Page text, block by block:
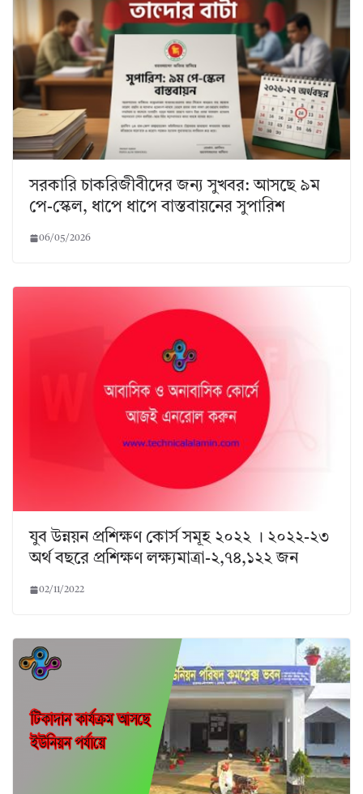
সরকারি চাকরিজীবীদের জন্য সুখবর: আসছে ৯ম
পে-স্কেল, ধাপে ধাপে বাস্তবায়নের সুপারিশ
06/05/2026
যুব উন্নয়ন প্রশিক্ষণ কোর্স সমূহ ২০২২ । ২০২২-২৩
অর্থ বছরে প্রশিক্ষণ লক্ষ্যমাত্রা-২,৭৪,১২২ জন
02/11/2022